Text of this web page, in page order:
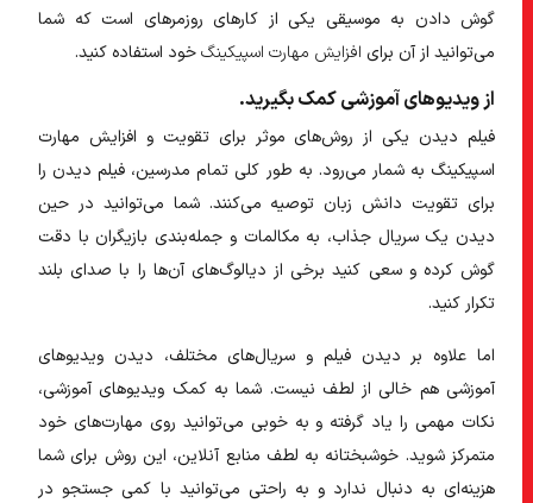
گوش دادن به موسیقی یکی از کارهای روزمرهای است که شما
می‌توانید از آن برایافزایش مهارت اسپیکینگخود استفاده کنید.
از ویدیوهای آموزشی کمک بگیرید.
فیلم دیدن یکی از روش‌های موثر برای تقویت و افزایش مهارت
اسپیکینگ به شمار می‌رود. به طور کلی تمام مدرسین، فیلم دیدن را
برای تقویت دانش زبان توصیه می‌کنند. شما می‌توانید در حین
دیدن یک سریال جذاب، به مکالمات و جمله‌بندی بازیگران با دقت
گوش کرده و سعی کنید برخی از دیالوگ‌های آن‌ها را با صدای بلند
تکرار کنید.
اما علاوه بر دیدن فیلم و سریال‌های مختلف، دیدن ویدیوهای
آموزشی هم خالی از لطف نیست. شما به کمک ویدیوهای آموزشی،
نکات مهمی را یاد گرفته و به خوبی می‌توانید روی مهارت‌های خود
متمرکز شوید. خوشبختانه به لطف منابع آنلاین، این روش برای شما
هزینه‌ای به دنبال ندارد و به راحتی می‌توانید با کمی جستجو در